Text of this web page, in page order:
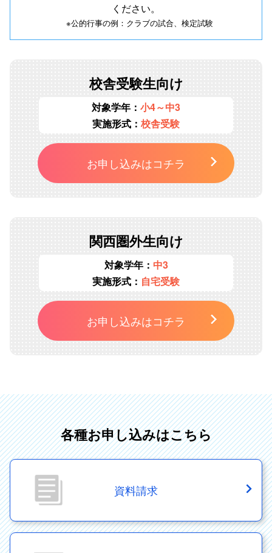
ください。
※公的行事の例：クラブの試合、検定試験
校舎受験生向け
対象学年： 小4～中3
実施形式： 校舎受験
お申し込みはコチラ
関西圏外生向け
対象学年： 中3
実施形式： 自宅受験
お申し込みはコチラ
各種お申し込みはこちら
資料請求